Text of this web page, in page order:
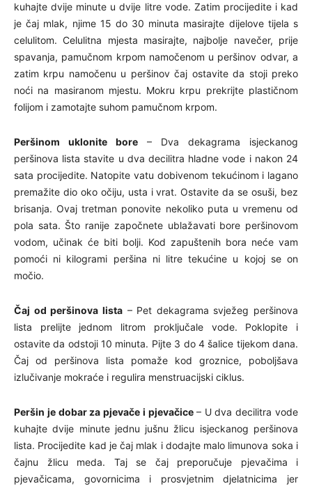
kuhajte dvije minute u dvije litre vode. Zatim procijedite i kad
je čaj mlak, njime 15 do 30 minuta masirajte dijelove tijela s
celulitom. Celulitna mjesta masirajte, najbolje navečer, prije
spavanja, pamučnom krpom namočenom u peršinov odvar, a
zatim krpu namočenu u peršinov čaj ostavite da stoji preko
noći na masiranom mjestu. Mokru krpu prekrijte plastičnom
folijom i zamotajte suhom pamučnom krpom.
Peršinom uklonite bore – Dva dekagrama isjeckanog
peršinova lista stavite u dva decilitra hladne vode i nakon 24
sata procijedite. Natopite vatu dobivenom tekućinom i lagano
premažite dio oko očiju, usta i vrat. Ostavite da se osuši, bez
brisanja. Ovaj tretman ponovite nekoliko puta u vremenu od
pola sata. Što ranije započnete ublažavati bore peršinovom
vodom, učinak će biti bolji. Kod zapuštenih bora neće vam
pomoći ni kilogrami peršina ni litre tekućine u kojoj se on
močio.
Čaj od peršinova lista– Pet dekagrama svježeg peršinova
lista prelijte jednom litrom proključale vode. Poklopite i
ostavite da odstoji 10 minuta. Pijte 3 do 4 šalice tijekom dana.
Čaj od peršinova lista pomaže kod groznice, poboljšava
izlučivanje mokraće i regulira menstruacijski ciklus.
Peršin je dobar za pjevače i pjevačice – U dva decilitra vode
kuhajte dvije minute jednu jušnu žlicu isjeckanog peršinova
lista. Procijedite kad je čaj mlak i dodajte malo limunova soka i
čajnu žlicu meda. Taj se čaj preporučuje pjevačima i
pjevačicama, govornicima i prosvjetnim djelatnicima jer